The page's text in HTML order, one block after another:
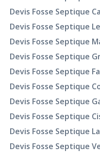
Devis Fosse Septique
Devis Fosse Septique
Devis Fosse Septique
Devis Fosse Septique
Devis Fosse Septique
Devis Fosse Septique
Devis Fosse Septique
Devis Fosse Septique
Devis Fosse Septique
Devis Fosse Septique